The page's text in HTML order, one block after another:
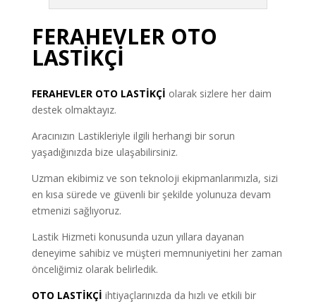
FERAHEVLER OTO
LASTİKÇİ
FERAHEVLER OTO LASTİKÇİ olarak sizlere her daim
destek olmaktayız.
Aracınızın Lastikleriyle ilgili herhangi bir sorun
yaşadığınızda bize ulaşabilirsiniz.
Uzman ekibimiz ve son teknoloji ekipmanlarımızla, sizi
en kısa sürede ve güvenli bir şekilde yolunuza devam
etmenizi sağlıyoruz.
Lastik Hizmeti konusunda uzun yıllara dayanan
deneyime sahibiz ve müşteri memnuniyetini her zaman
önceliğimiz olarak belirledik.
OTO LASTİKÇİ ihtiyaçlarınızda da hızlı ve etkili bir